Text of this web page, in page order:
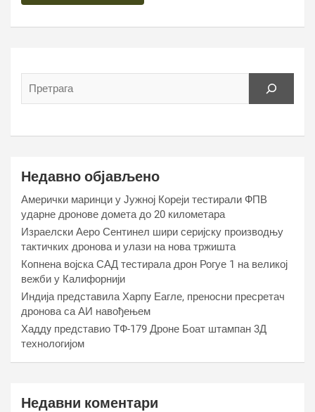
Недавно објављено
Амерички маринци у Јужној Кореји тестирали ФПВ
ударне дронове домета до 20 километара
Израелски Аеро Сентинел шири серијску производњу
тактичких дронова и улази на нова тржишта
Копнена војска САД тестирала дрон Рогуе 1 на великој
вежби у Калифорнији
Индија представила Харпy Еагле, преносни пресретач
дронова са АИ навођењем
Хаддy представио ТФ-179 Дроне Боат штампан 3Д
технологијом
Недавни коментари